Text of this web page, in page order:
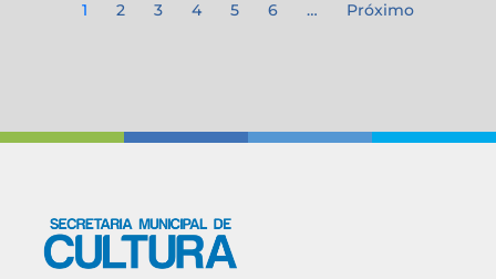
1 2 3 4 5 6 … Próximo